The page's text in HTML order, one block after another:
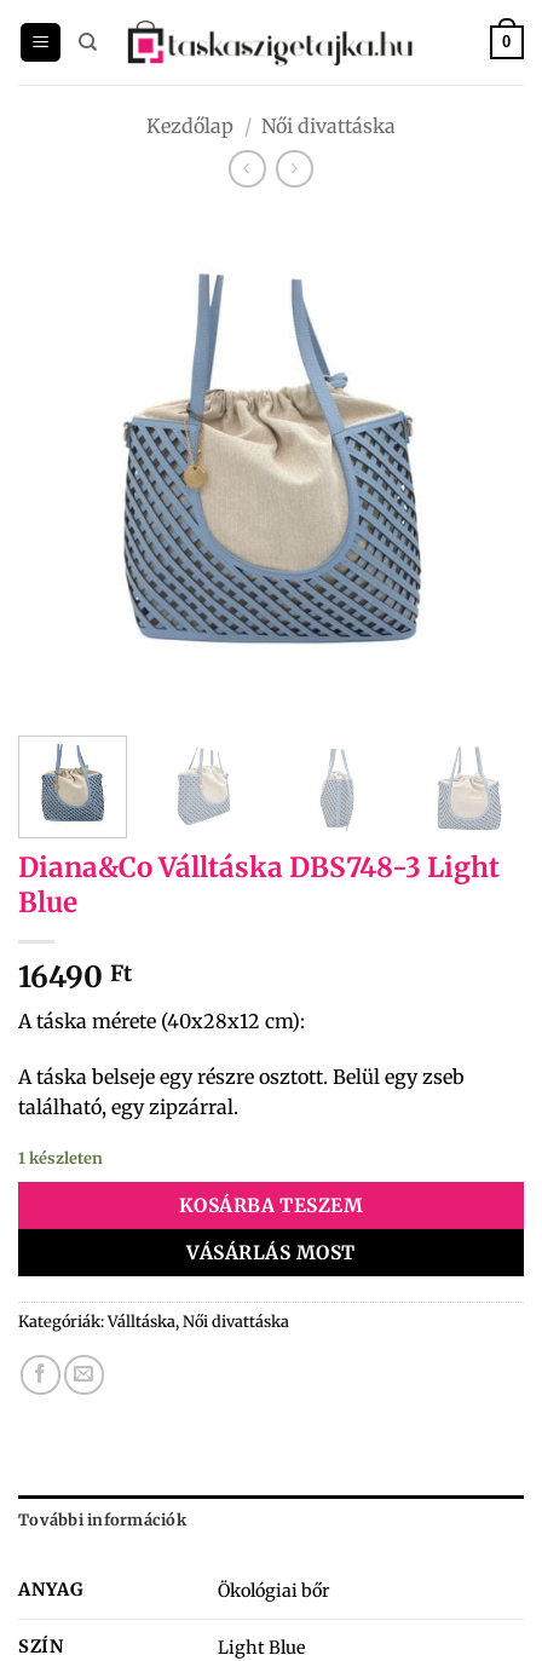
0
Kezdőlap / Női divattáska
Diana&Co Válltáska DBS748-3 Light
Blue
16490 Ft
A táska mérete (40x28x12 cm):
A táska belseje egy részre osztott. Belül egy zseb
található, egy zipzárral.
1 készleten
KOSÁRBA TESZEM
VÁSÁRLÁS MOST
Kategóriák:Válltáska,Női divattáska
További információk
ANYAG Ökológiai bőr
SZÍN Light Blue